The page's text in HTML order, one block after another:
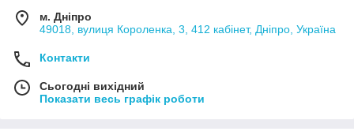
м. Дніпро
49018, вулиця Короленка, 3, 412 кабінет, Дніпро, Україна
Контакти
Сьогодні вихідний
Показати весь графік роботи